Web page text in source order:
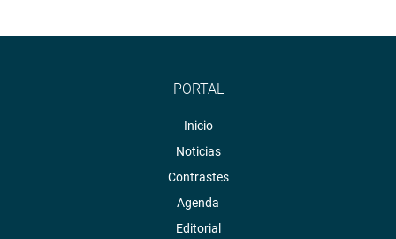
PORTAL
Inicio
Noticias
Contrastes
Agenda
Editorial